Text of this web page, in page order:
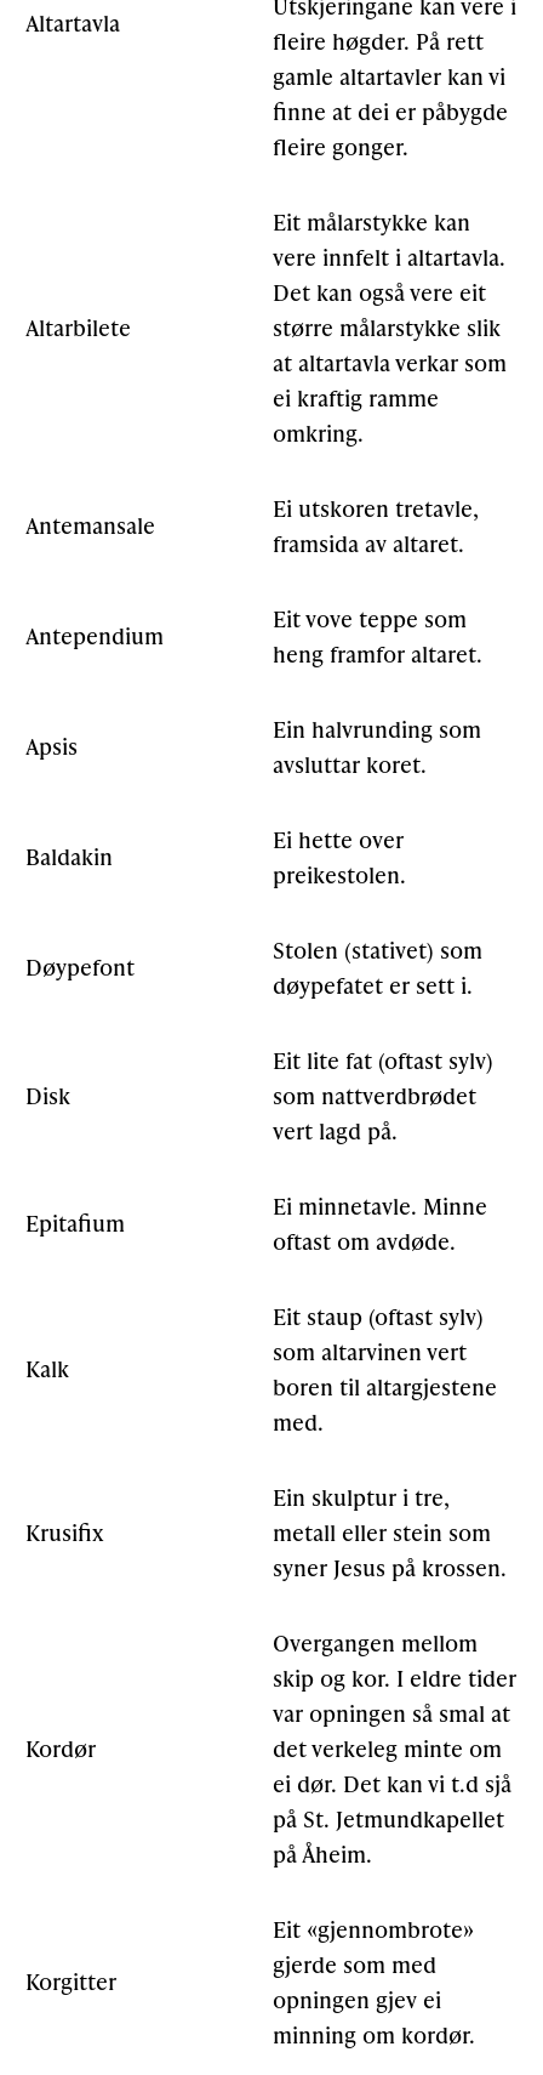
Altartavla
fleire høgder. På rett
gamle altartavler kan vi
finne at dei er påbygde
fleire gonger.
Altarbilete
Eit målarstykke kan
vere innfelt i altartavla.
Det kan også vere eit
større målarstykke slik
at altartavla verkar som
ei kraftig ramme
omkring.
Antemansale
Ei utskoren tretavle,
framsida av altaret.
Antependium
Eit vove teppe som
heng framfor altaret.
Apsis
Ein halvrunding som
avsluttar koret.
Baldakin
Ei hette over
preikestolen.
Døypefont
Stolen (stativet) som
døypefatet er sett i.
Disk
Eit lite fat (oftast sylv)
som nattverdbrødet
vert lagd på.
Epitafium
Ei minnetavle. Minne
oftast om avdøde.
Kalk
Eit staup (oftast sylv)
som altarvinen vert
boren til altargjestene
med.
Krusifix
Ein skulptur i tre,
metall eller stein som
syner Jesus på krossen.
Kordør
Overgangen mellom
skip og kor. I eldre tider
var opningen så smal at
det verkeleg minte om
ei dør. Det kan vi t.d sjå
på St. Jetmundkapellet
på Åheim.
Korgitter
Eit «gjennombrote»
gjerde som med
opningen gjev ei
minning om kordør.